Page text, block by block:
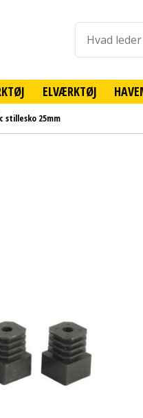
ELVÆRKTØJ
stillesko 25mm